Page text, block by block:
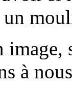
un
à